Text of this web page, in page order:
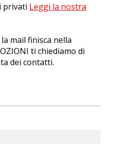
privati Leggi la nostra
mail finisca nella
ti chiediamo di
dei contatti.